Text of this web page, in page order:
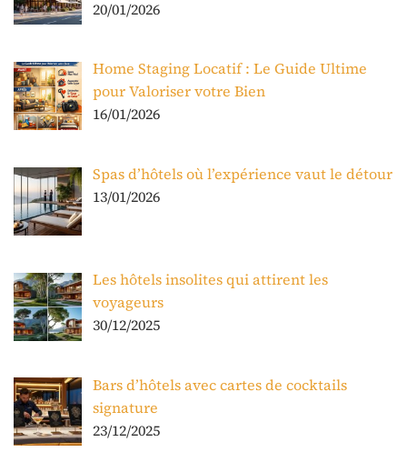
20/01/2026
Home Staging Locatif : Le Guide Ultime
pour Valoriser votre Bien
16/01/2026
Spas d’hôtels où l’expérience vaut le détour
13/01/2026
Les hôtels insolites qui attirent les
voyageurs
30/12/2025
Bars d’hôtels avec cartes de cocktails
signature
23/12/2025